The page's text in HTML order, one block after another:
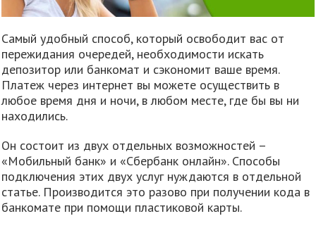
Самый удобный способ, который освободит вас от
пережидания очередей, необходимости искать
депозитор или банкомат и сэкономит ваше время.
Платеж через интернет вы можете осуществить в
любое время дня и ночи, в любом месте, где бы вы ни
находились.
Он состоит из двух отдельных возможностей –
«Мобильный банк» и «Сбербанк онлайн». Способы
подключения этих двух услуг нуждаются в отдельной
статье. Производится это разово при получении кода в
банкомате при помощи пластиковой карты.